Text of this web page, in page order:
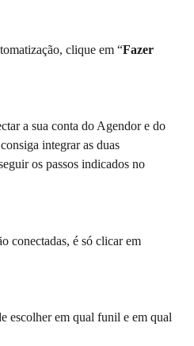
clique em “Fazer
a sua conta do Agendor e do
integrar as duas
os passos indicados no
conectadas, é só clicar em
escolher em qual funil e em qual